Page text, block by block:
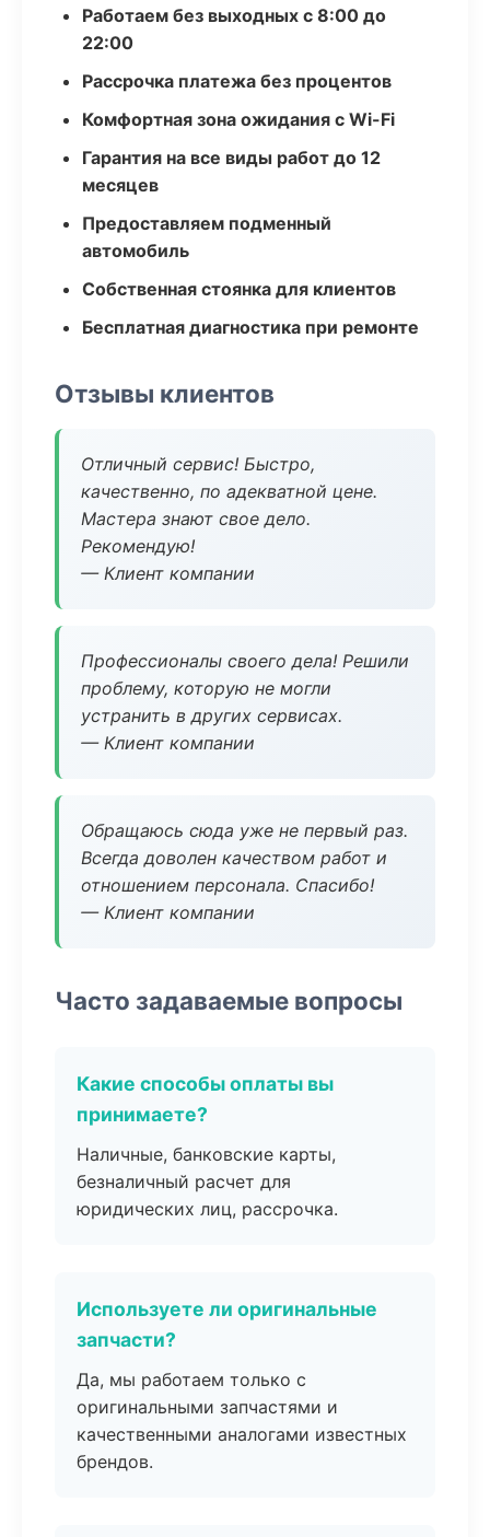
Работаем без выходных с 8:00 до
22:00
Рассрочка платежа без процентов
Комфортная зона ожидания с Wi-Fi
Гарантия на все виды работ до 12
месяцев
Предоставляем подменный
автомобиль
Собственная стоянка для клиентов
Бесплатная диагностика при ремонте
Отзывы клиентов
Отличный сервис! Быстро,
качественно, по адекватной цене.
Мастера знают свое дело.
Рекомендую!
— Клиент компании
Профессионалы своего дела! Решили
проблему, которую не могли
устранить в других сервисах.
— Клиент компании
Обращаюсь сюда уже не первый раз.
Всегда доволен качеством работ и
отношением персонала. Спасибо!
— Клиент компании
Часто задаваемые вопросы
Какие способы оплаты вы
принимаете?
Наличные, банковские карты,
безналичный расчет для
юридических лиц, рассрочка.
Используете ли оригинальные
запчасти?
Да, мы работаем только с
оригинальными запчастями и
качественными аналогами известных
брендов.